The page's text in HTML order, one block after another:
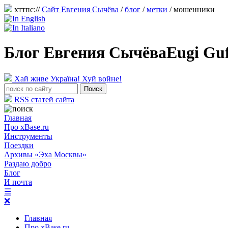
хттпс://Сайт Евгения Сычёва /блог /метки / мошенники
Блог Евгения СычёваEugi
Хай живе Україна! Хуй войне!
RSS статей сайта
Главная
Про xBase.ru
Инструменты
Поездки
Архивы «Эха Москвы»
Раздаю добро
Блог
И почта
☰
❌
Главная